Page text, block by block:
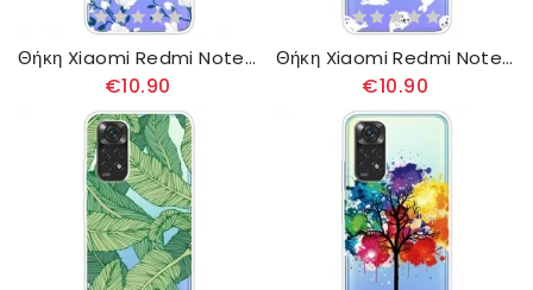
Θήκη Xiaomi Redmi Note 11 Pro 4G / 5G Λευκά Λουλούδια
€10.90
Θήκη Xiaomi Redmi Note 11 Pro 4G / 5G Θαλάσσια Λιοντάρια
€10.90